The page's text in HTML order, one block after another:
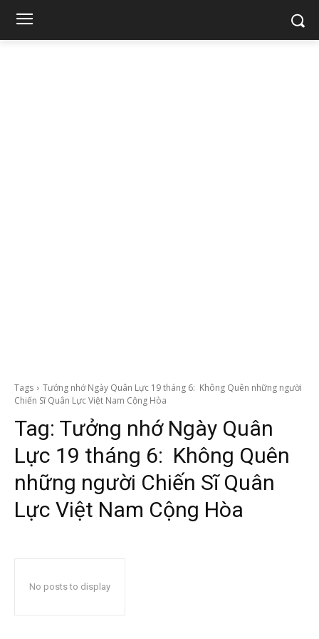
Tags
Tưởng nhớ Ngày Quân Lực 19 tháng 6: Không Quên những người
Chiến Sĩ Quân Lực Việt Nam Cộng Hòa
Tag: Tưởng nhớ Ngày Quân
Lực 19 tháng 6: Không Quên
những người Chiến Sĩ Quân
Lực Việt Nam Cộng Hòa
No posts to display